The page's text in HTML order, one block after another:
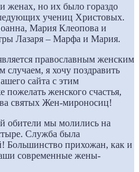
женах, но их было гораздо
учениц Христовых.
Мария Клеопова и
Лазаря – Марфа и Мария.
православным женским
случаем, я хочу поздравить
сайта с этим
женского счастья,
святых Жен-мироносиц!
обители мы молились на
Служба была
Большинство прихожан, как и
современные жены-